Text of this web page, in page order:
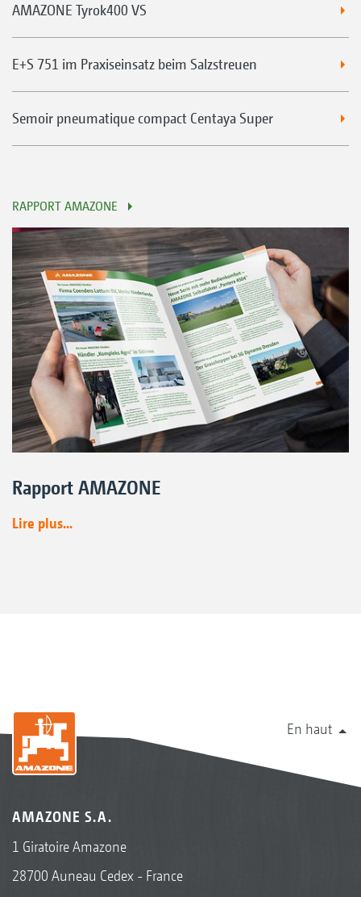
AMAZONE Tyrok400 VS
E+S 751 im Praxiseinsatz beim Salzstreuen
Semoir pneumatique compact Centaya Super
RAPPORT AMAZONE
Rapport AMAZONE
Lire plus...
En haut
AMAZONE S.A.
1 Giratoire Amazone
28700 Auneau Cedex - France